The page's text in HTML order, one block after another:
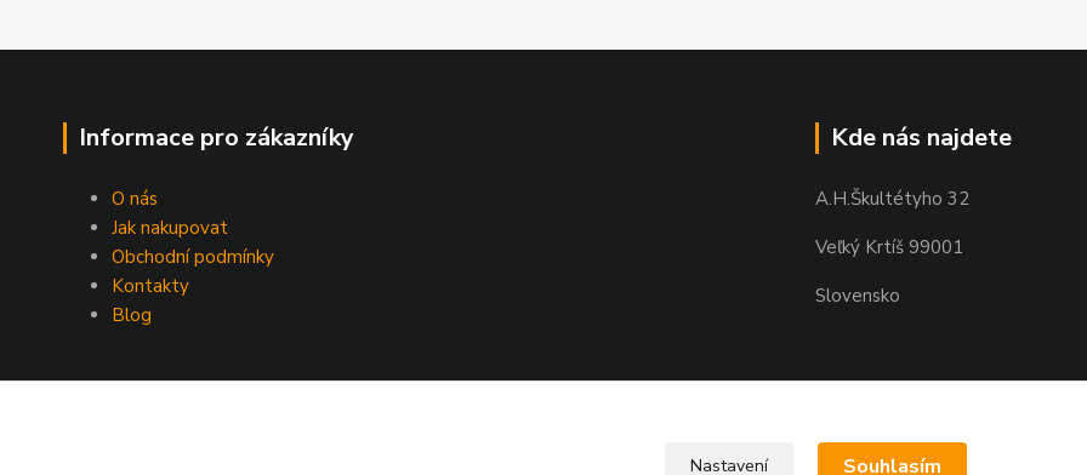
Informace pro zákazníky
O nás
Jak nakupovat
Obchodní podmínky
Kontakty
Blog
Kde nás najdete
A.H.Škultétyho 32
Veľký Krtíš 99001
Slovensko
Nastavení Souhlasím